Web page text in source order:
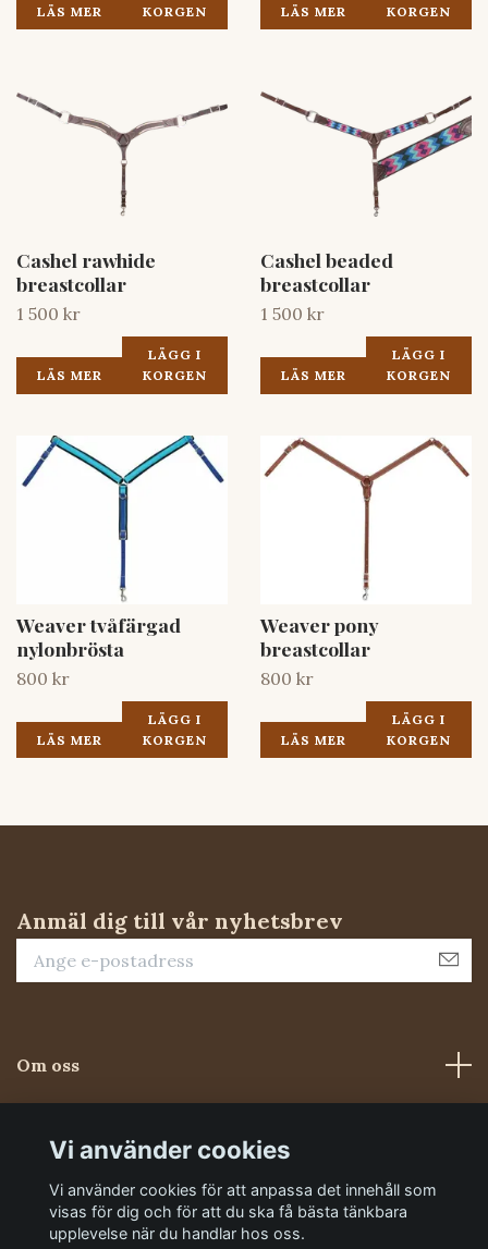
LÄS MER
KORGEN
LÄS MER
KORGEN
Cashel rawhide
breastcollar
1 500 kr
LÄS MER
LÄGG I
KORGEN
Cashel beaded
breastcollar
1 500 kr
LÄS MER
LÄGG I
KORGEN
Weaver tvåfärgad
nylonbrösta
800 kr
LÄS MER
LÄGG I
KORGEN
Weaver pony
breastcollar
800 kr
LÄS MER
LÄGG I
KORGEN
Anmäl dig till vår nyhetsbrev
Om oss
Sociala medier
Vi använder cookies
Vi använder cookies för att anpassa det innehåll som
visas för dig och för att du ska få bästa tänkbara
upplevelse när du handlar hos oss.